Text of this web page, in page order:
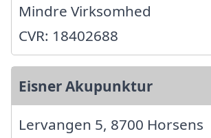
Mindre Virksomhed
CVR: 18402688
Eisner Akupunktur
Lervangen 5, 8700 Horsens